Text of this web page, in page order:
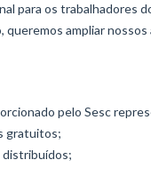
para os trabalhadores
ampliar
pelo Sesc
gratuitos;
distribuídos;